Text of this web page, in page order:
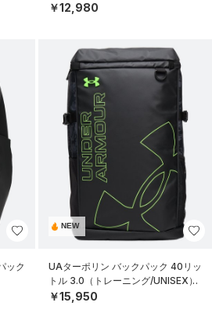
￥12,980
ック
NEW
UAターポリン バックパック 40リッ
トル 3.0（トレーニング/UNISEX）
￥15,950